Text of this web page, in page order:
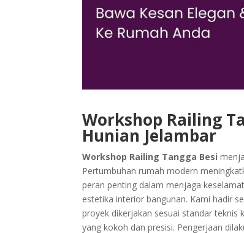
Workshop Railing
Hunian Jelambar
Workshop Railing Tangga Besi
Pertumbuhan rumah modern
peran penting dalam menjaga
estetika interior bangunan. Kami hadir
proyek dikerjakan sesuai standar teknis
yang kokoh dan presisi. Pengerjaan